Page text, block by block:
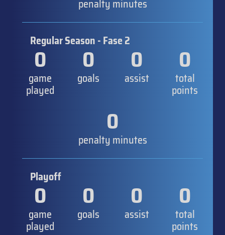
penalty minutes
Regular Season - Fase 2
0
game
played
0
goals
0
assist
0
total
points
0
penalty minutes
Playoff
0
game
played
0
goals
0
assist
0
total
points